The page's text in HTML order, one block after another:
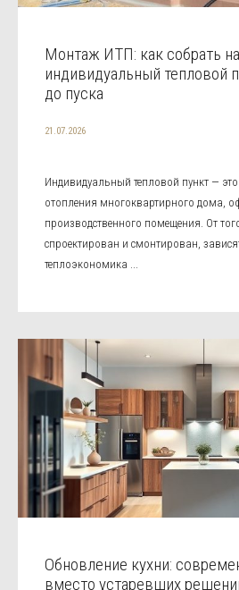
Монтаж ИТП: как собрать
индивидуальный тепловой
до пуска
21.07.2026
Индивидуальный тепловой пункт — это
отопления многоквартирного дома,
производственного помещения. От
спроектирован и смонтирован,
теплоэкономика ...
Обновление кухни:
вместо устаревших